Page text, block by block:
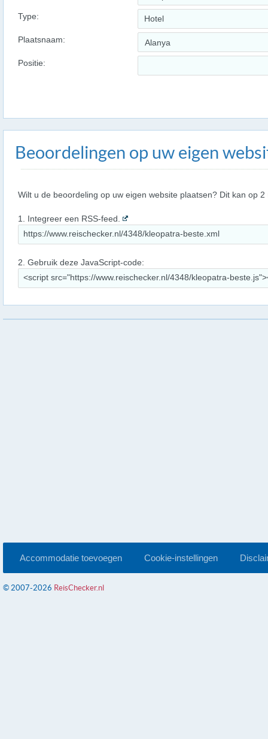
Type: Hotel
Plaatsnaam:
Positie:
Beoordelingen op uw eigen
Wilt u de beoordeling op uw eigen website plaatsen? Dit kan op 2
1. Integreer een RSS-feed.
2. Gebruik deze JavaScript-code:
Accommodatie toevoegen Cookie-instellingen
© 2007-2026 ReisChecker.nl